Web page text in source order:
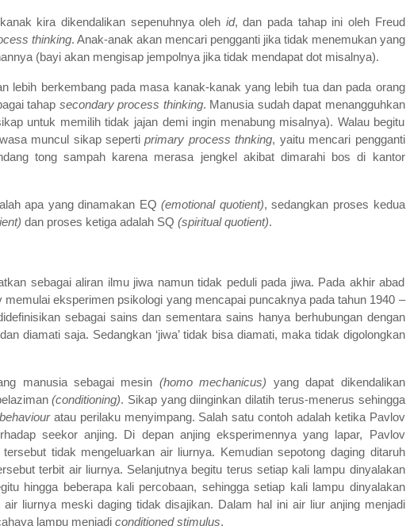
kira dikendalikan sepenuhnya oleh id, dan pada tahap ini oleh Freud
thinking. Anak-anak akan mencari pengganti jika tidak menemukan yang
(bayi akan mengisap jempolnya jika tidak mendapat dot misalnya).
lebih berkembang pada masa kanak-kanak yang lebih tua dan pada orang
tahap secondary process thinking. Manusia sudah dapat menangguhkan
untuk memilih tidak jajan demi ingin menabung misalnya). Walau begitu
muncul sikap sepertiprimary process thnking, yaitu mencari pengganti
tong sampah karena merasa jengkel akibat dimarahi bos di kantor
apa yang dinamakan EQ(emotional quotient), sedangkan proses kedua
dan proses ketiga adalah SQ (spiritual quotient).
sebagai aliran ilmu jiwa namun tidak peduli pada jiwa. Pada akhir abad
eksperimen psikologi yang mencapai puncaknya pada tahun 1940 –
sebagai sains dan sementara sains hanya berhubungan dengan
diamati saja. Sedangkan ‘jiwa’ tidak bisa diamati, maka tidak digolongkan
manusia sebagai mesin (homo mechanicus) yang dapat dikendalikan
(conditioning). Sikap yang diinginkan dilatih terus-menerus sehingga
atau perilaku menyimpang. Salah satu contoh adalah ketika Pavlov
seekor anjing. Di depan anjing eksperimennya yang lapar, Pavlov
tidak mengeluarkan air liurnya. Kemudian sepotong daging ditaruh
terbit air liurnya. Selanjutnya begitu terus setiap kali lampu dinyalakan
hingga beberapa kali percobaan, sehingga setiap kali lampu dinyalakan
air liurnya meski daging tidak disajikan. Dalam hal ini air liur anjing menjadi
lampu menjadi conditioned stimulus.